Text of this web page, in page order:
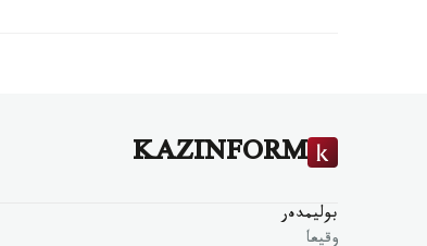
KAZINFORM
بوليمدەر
وقيعا